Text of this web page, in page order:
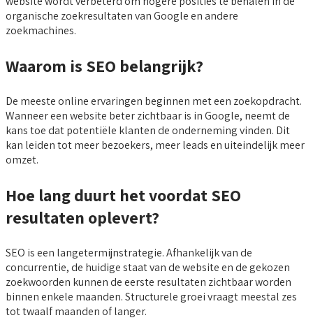
organische zoekresultaten van Google en andere
zoekmachines.
Waarom is SEO belangrijk?
De meeste online ervaringen beginnen met een zoekopdracht.
Wanneer een website beter zichtbaar is in Google, neemt de
kans toe dat potentiële klanten de onderneming vinden. Dit
kan leiden tot meer bezoekers, meer leads en uiteindelijk meer
omzet.
Hoe lang duurt het voordat SEO
resultaten oplevert?
SEO is een langetermijnstrategie. Afhankelijk van de
concurrentie, de huidige staat van de website en de gekozen
zoekwoorden kunnen de eerste resultaten zichtbaar worden
binnen enkele maanden. Structurele groei vraagt meestal zes
tot twaalf maanden of langer.